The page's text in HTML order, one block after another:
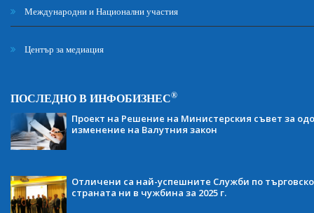
Международни и Национални участия
Център за медиация
ПОСЛЕДНО В ИНФОБИЗНЕС®
Проект на Решение на Министерския съвет за
изменение на Валутния закон
Отличени са най-успешните Служби по
страната ни в чужбина за 2025 г.